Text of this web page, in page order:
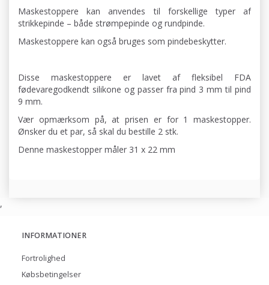
Maskestoppere kan anvendes til forskellige typer af
strikkepinde – både strømpepinde og rundpinde.
Maskestoppere kan også bruges som pindebeskytter.
Disse maskestoppere er lavet af fleksibel FDA
fødevaregodkendt silikone og passer fra pind 3 mm til pind
9 mm.
Vær opmærksom på, at prisen er for 1 maskestopper.
Ønsker du et par, så skal du bestille 2 stk.
Denne maskestopper måler 31 x 22 mm
,
INFORMATIONER
Fortrolighed
Købsbetingelser